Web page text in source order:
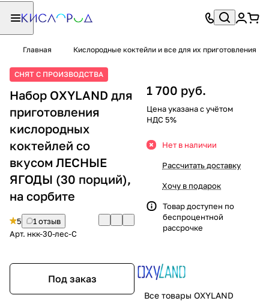
Главная Кислородные коктейли и все для их приготовления
СНЯТ С ПРОИЗВОДСТВА
Набор OXYLAND для
приготовления
кислородных
коктейлей со
вкусом ЛЕСНЫЕ
ЯГОДЫ (30 порций),
на сорбите
5
1 отзыв
Арт. нкк-30-лес-С
Под заказ
1 700 руб.
Цена указана с учётом
НДС 5%
Нет в наличии
Рассчитать доставку
Хочу в подарок
Товар доступен по
беспроцентной
рассрочке
Все товары OXYLAND